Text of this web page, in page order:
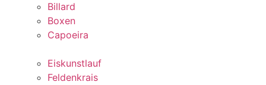
Billard
Boxen
Capoeira
Eiskunstlauf
Feldenkrais